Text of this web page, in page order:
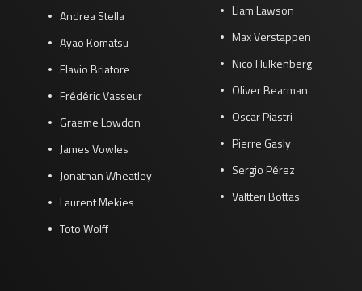
Andrea Stella
Ayao Komatsu
Flavio Briatore
Frédéric Vasseur
Graeme Lowdon
James Vowles
Jonathan Wheatley
Laurent Mekies
Toto Wolff
Liam Lawson
Max Verstappen
Nico Hülkenberg
Oliver Bearman
Oscar Piastri
Pierre Gasly
Sergio Pérez
Valtteri Bottas